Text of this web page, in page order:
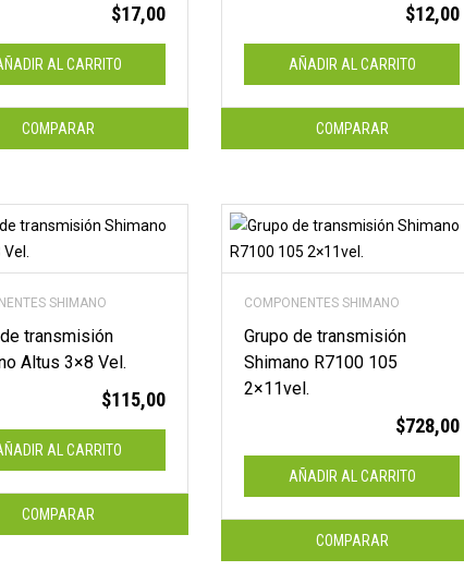
$17,00
AL CARRITO
COMPARAR
$12,00
AÑADIR AL CARRITO
COMPARAR
SHIMANO
transmisión
Altus 3×8 Vel.
$115,00
AL CARRITO
COMPARAR
COMPONENTES SHIMANO
Grupo de transmisión
Shimano R7100 105
2×11vel.
$728,00
AÑADIR AL CARRITO
COMPARAR